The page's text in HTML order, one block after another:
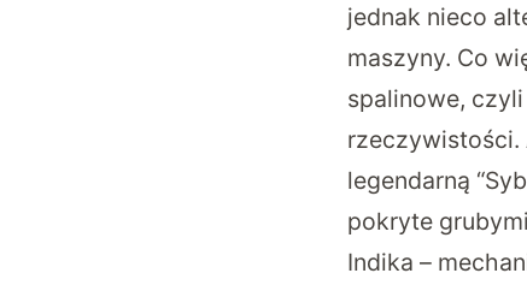
jednak nieco
maszyny. Co
spalinowe,
rzeczywistości.
legendarną
pokryte
Indika –